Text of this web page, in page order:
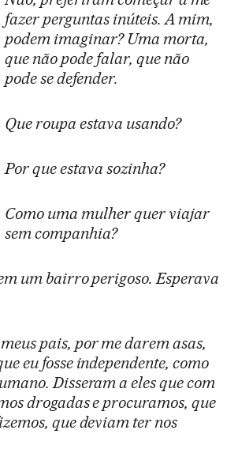
fazer perguntas inúteis. A mim,
podem imaginar? Uma morta,
que não pode falar, que não
pode se defender.
Que roupa estava usando?
Por que estava sozinha?
Como uma mulher quer viajar
sem companhia?
um bairro perigoso. Esperava
pais, por me darem asas,
eu fosse independente, como
Disseram a eles que com
drogadas e procuramos, que
que deviam ter nos